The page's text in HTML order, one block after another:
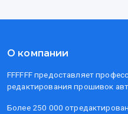
О компании
FFFFFF предоставляет
редактирования прошивок
Более 250 000